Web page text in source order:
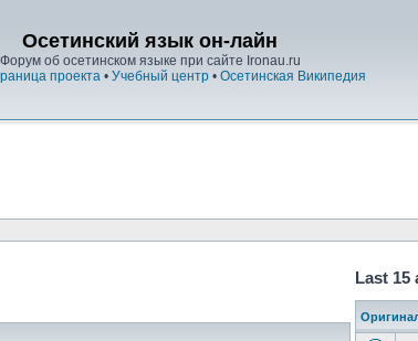
Осетинский язык он-лайн
Форум об осетинском языке при сайте Ironau.ru
проекта • Учебный центр • Осетинская Википедия
Last 15